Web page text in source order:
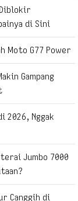
di Sini
Moto G77 Power
Gampang
2026, Nggak
Jumbo 7000
Canggih di